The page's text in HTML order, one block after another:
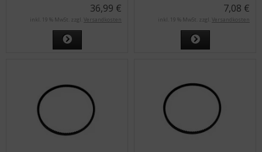
36,99 €
inkl. 19 % MwSt. zzgl. Versandkosten
7,08 €
inkl. 19 % MwSt. zzgl. Versandkosten